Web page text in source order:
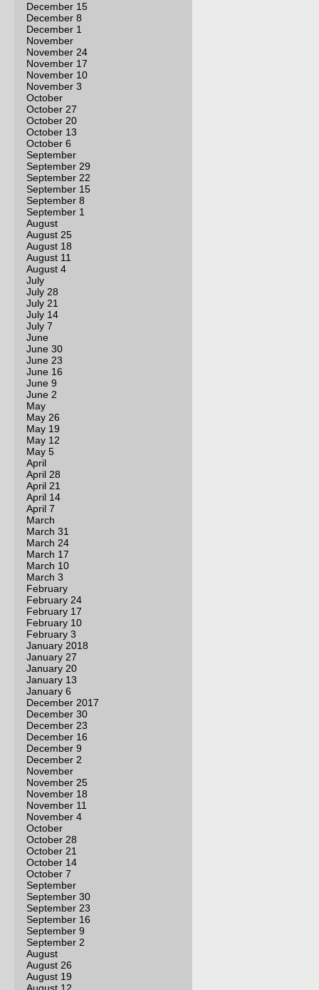
December 15
December 8
December 1
November
November 24
November 17
November 10
November 3
October
October 27
October 20
October 13
October 6
September
September 29
September 22
September 15
September 8
September 1
August
August 25
August 18
August 11
August 4
July
July 28
July 21
July 14
July 7
June
June 30
June 23
June 16
June 9
June 2
May
May 26
May 19
May 12
May 5
April
April 28
April 21
April 14
April 7
March
March 31
March 24
March 17
March 10
March 3
February
February 24
February 17
February 10
February 3
January 2018
January 27
January 20
January 13
January 6
December 2017
December 30
December 23
December 16
December 9
December 2
November
November 25
November 18
November 11
November 4
October
October 28
October 21
October 14
October 7
September
September 30
September 23
September 16
September 9
September 2
August
August 26
August 19